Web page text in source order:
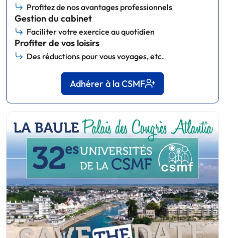
Profitez de nos avantages professionnels
Gestion du cabinet
Faciliter votre exercice au quotidien
Profiter de vos loisirs
Des réductions pour vous voyages, etc.
Adhérer à la CSMF